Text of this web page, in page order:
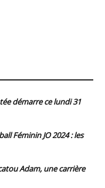
démarre ce lundi 31
Féminin JO 2024 : les
Adam, une carrière